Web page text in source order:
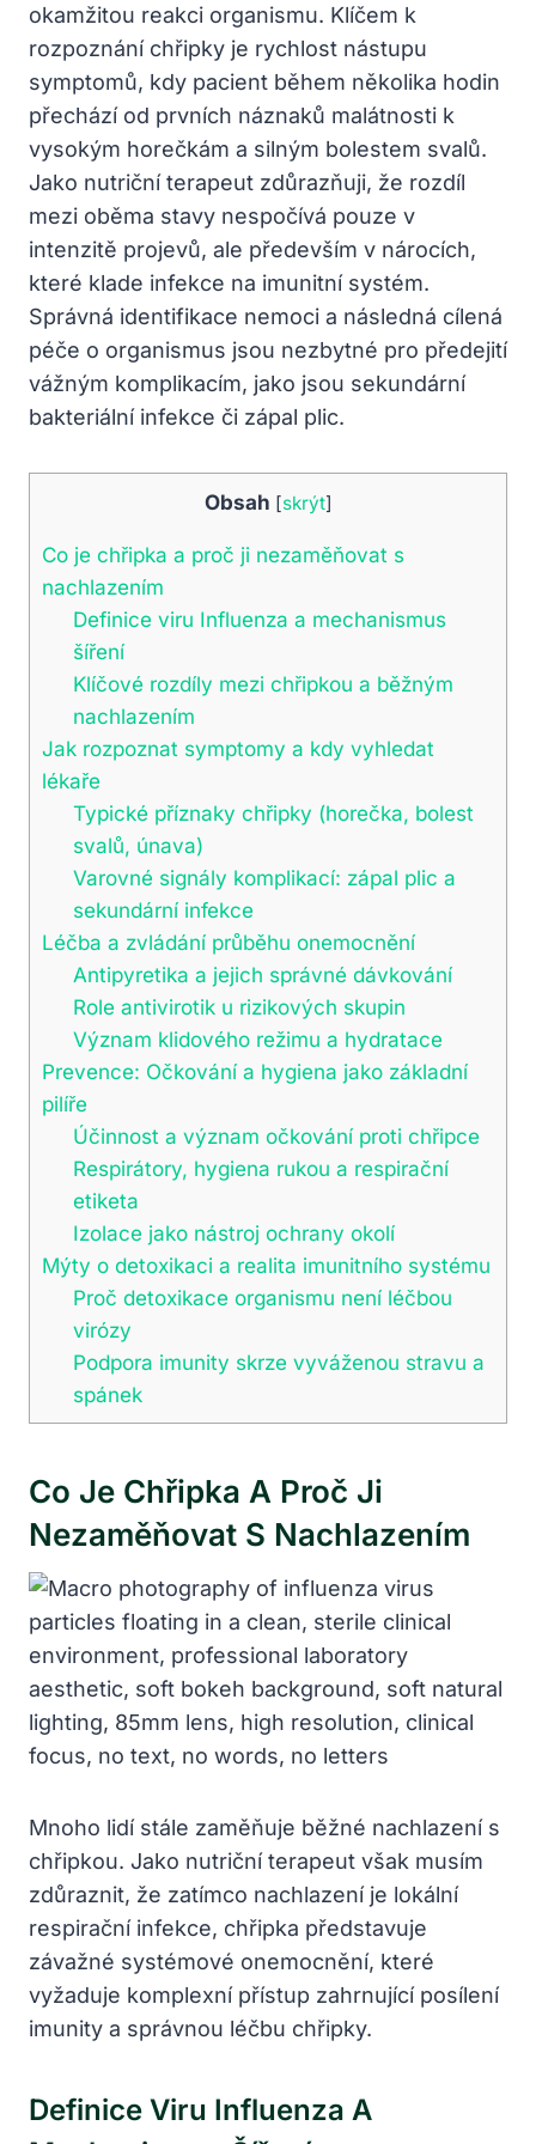
okamžitou reakci organismu. Klíčem k
rozpoznání chřipky je rychlost nástupu
symptomů, kdy pacient během několika hodin
přechází od prvních náznaků malátnosti k
vysokým horečkám a silným bolestem svalů.
Jako nutriční terapeut zdůrazňuji, že rozdíl
mezi oběma stavy nespočívá pouze v
intenzitě projevů, ale především v nárocích,
které klade infekce na imunitní systém.
Správná identifikace nemoci a následná cílená
péče o organismus jsou nezbytné pro předejití
vážným komplikacím, jako jsou sekundární
bakteriální infekce či zápal plic.
Obsah [skrýt]
Co je chřipka a proč ji nezaměňovat s
nachlazením
Definice viru Influenza a mechanismus
šíření
Klíčové rozdíly mezi chřipkou a běžným
nachlazením
Jak rozpoznat symptomy a kdy vyhledat
lékaře
Typické příznaky chřipky (horečka, bolest
svalů, únava)
Varovné signály komplikací: zápal plic a
sekundární infekce
Léčba a zvládání průběhu onemocnění
Antipyretika a jejich správné dávkování
Role antivirotik u rizikových skupin
Význam klidového režimu a hydratace
Prevence: Očkování a hygiena jako základní
pilíře
Účinnost a význam očkování proti chřipce
Respirátory, hygiena rukou a respirační
etiketa
Izolace jako nástroj ochrany okolí
Mýty o detoxikaci a realita imunitního systému
Proč detoxikace organismu není léčbou
virózy
Podpora imunity skrze vyváženou stravu a
spánek
Co Je Chřipka A Proč Ji
Nezaměňovat S Nachlazením
Mnoho lidí stále zaměňuje běžné nachlazení s
chřipkou. Jako nutriční terapeut však musím
zdůraznit, že zatímco nachlazení je lokální
respirační infekce, chřipka představuje
závažné systémové onemocnění, které
vyžaduje komplexní přístup zahrnující posílení
imunity a správnou léčbu chřipky.
Definice Viru Influenza A